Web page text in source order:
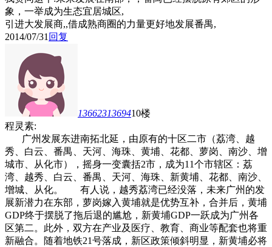
象，一举成为生态宜居城区,
引进大发展商,,借成熟商圈的力量更好地发展番禺,
2014/07/31回复
1366231369410楼
程灵素:
广州发展东进南拓北延，由原有的十区二市（荔湾、越
秀、白云、番禺、天河、海珠、黄埔、花都、萝岗、南沙、增
城市、从化市），摇身一变囊括2市，成为11个市辖区：荔
湾、越秀、白云、番禺、天河、海珠、新黄埔、花都、南沙、
增城、从化。 有人说，越秀荔湾已经没落，未来广州的发
展新潜力在东部，萝岗嫁入黄埔就是优势互补，合并后，黄埔
GDP终于摆脱了拖后退的尴尬，新黄埔GDP一跃成为广州各
区第二。此外，双方在产业及医疗、教育、商业等配套也将重
新融合。随着地铁21号落成，新区政策倾斜明显，新黄埔必将